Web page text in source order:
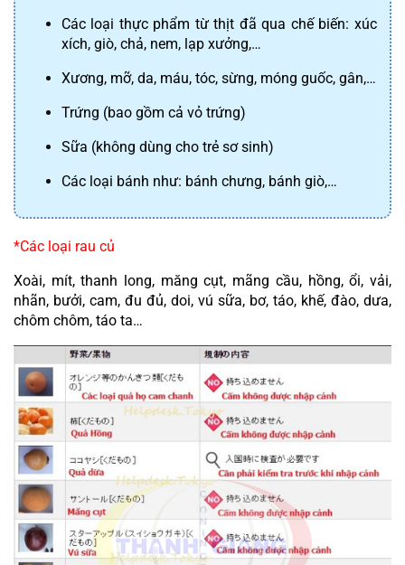
Các loại thực phẩm từ thịt đã qua chế biến: xúc
xích, giò, chả, nem, lạp xưởng,…
Xương, mỡ, da, máu, tóc, sừng, móng guốc, gân,…
Trứng (bao gồm cả vỏ trứng)
Sữa (không dùng cho trẻ sơ sinh)
Các loại bánh như: bánh chưng, bánh giò,…
*Các loại rau củ
Xoài, mít, thanh long, măng cụt, mãng cầu, hồng, ổi, vải,
nhãn, bưởi, cam, đu đủ, doi, vú sữa, bơ, táo, khế, đào, dưa,
chôm chôm, táo ta…